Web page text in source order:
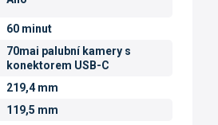
60 minut
70mai palubní kamery s
konektorem USB-C
219,4 mm
119,5 mm